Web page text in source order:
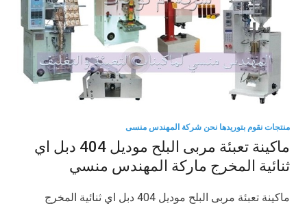
منتجات نقوم بتوريدها نحن شركة المهندس منسى
ماكينة تعبئة مربى البلح موديل 404 دبل اي
ثنائية المخرج ماركة المهندس منسي
ماكينة تعبئة مربى البلح موديل 404 دبل اي ثنائية المخرج